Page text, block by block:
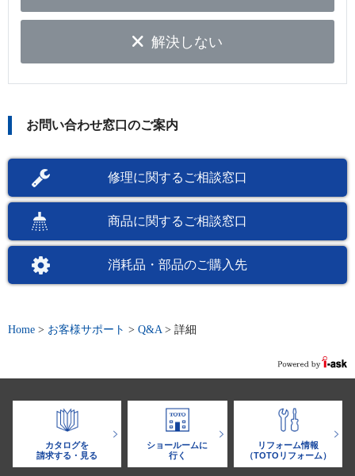
解決しない
お問い合わせ窓口のご案内
修理に関するご相談窓口
商品に関するご相談窓口
消耗品・部品のご購入先
Home > お客様サポート > Q&A > 詳細
カタログを
請求する・見る
ショールームに
行く
リフォーム情報
（TOTOリフォーム）